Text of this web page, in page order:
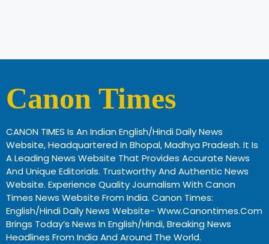
Canon Times
CANON TIMES Is An Indian English/Hindi Daily News
Website, Headquartered In Bhopal, Madhya Pradesh. It Is
A Leading News Website That Provides Accurate News
And Unique Editorials. Trustworthy And Authentic News
Website. Experience Quality Journalism With Canon
Times News Website From India. Canon Times:
English/Hindi Daily News Website- Www.canontimes.com
Brings Today’s News In English/Hindi, Breaking News
Headlines From India And Around The World.